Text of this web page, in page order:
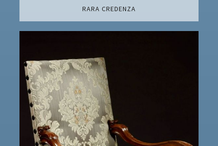
RARA CREDENZA